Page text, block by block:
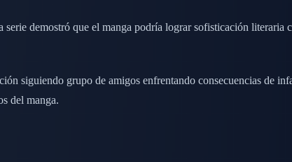
demostró que el manga podría lograr sofisticación literaria
siguiendo grupo de amigos enfrentando consecuencias de
del manga.